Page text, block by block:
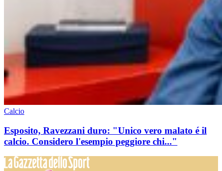
Calcio
Esposito, Ravezzani duro: "Unico vero malato é il
calcio. Considero l'esempio peggiore chi..."